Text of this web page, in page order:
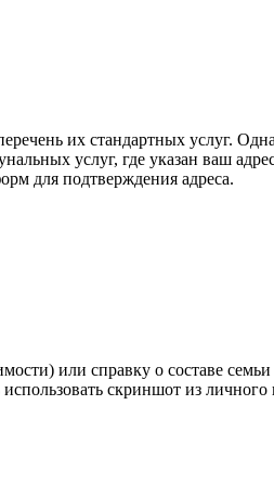
их стандартных услуг.
услуг, где указан ваш
для подтверждения адреса.
или справку о составе
скриншот из личного